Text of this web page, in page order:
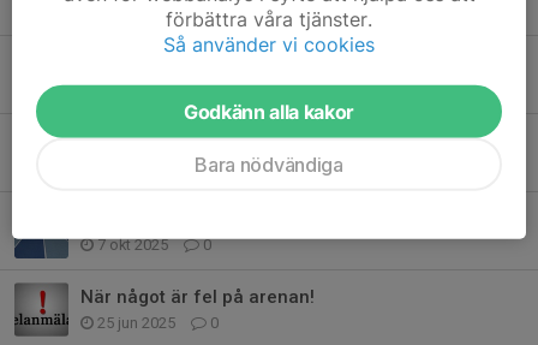
4 apr, 15:34 3
9 feb, 21:34 4
Nu drar inomhus säsongen igång Masters!
0
7 okt 2025 0
När något är fel på arenan!
25 jun 2025 0
förbättra våra tjänster.
Så använder vi cookies
Godkänn alla kakor
Bara nödvändiga